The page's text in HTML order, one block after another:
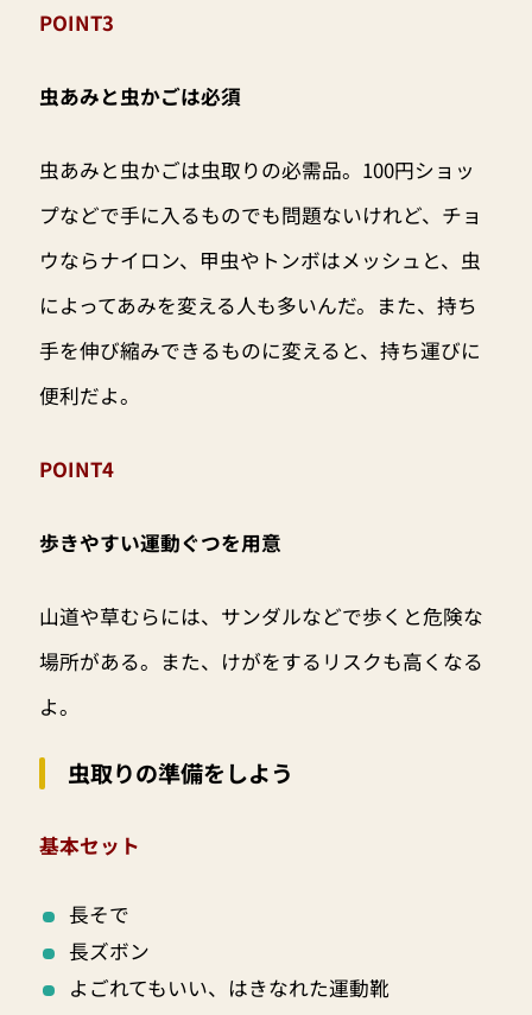
POINT3
虫あみと虫かごは必須
虫あみと虫かごは虫取りの必需品。100円ショッ
プなどで手に入るものでも問題ないけれど、チョ
ウならナイロン、甲虫やトンボはメッシュと、虫
によってあみを変える人も多いんだ。また、持ち
手を伸び縮みできるものに変えると、持ち運びに
便利だよ。
POINT4
歩きやすい運動ぐつを用意
山道や草むらには、サンダルなどで歩くと危険な
場所がある。また、けがをするリスクも高くなる
よ。
虫取りの準備をしよう
基本セット
長そで
長ズボン
よごれてもいい、はきなれた運動靴